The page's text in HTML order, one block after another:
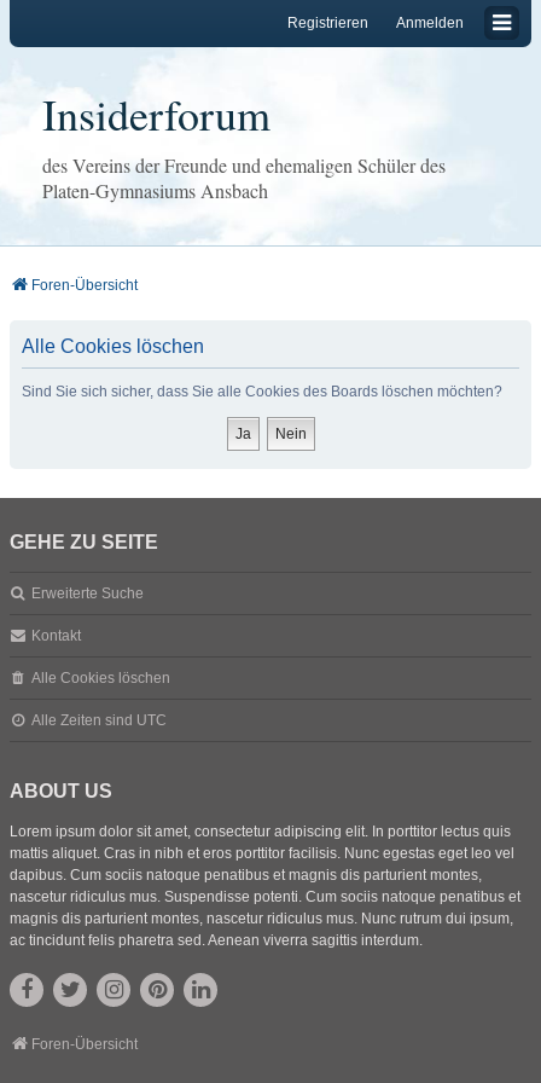
Anmelden
Registrieren
Insiderforum
des Vereins der Freunde und ehemaligen Schüler des
Platen-Gymnasiums Ansbach
Foren-Übersicht
Alle Cookies löschen
Sind Sie sich sicher, dass Sie alle Cookies des Boards löschen möchten?
GEHE ZU SEITE
Erweiterte Suche
Kontakt
Alle Cookies löschen
Alle Zeiten sind UTC
ABOUT US
Lorem ipsum dolor sit amet, consectetur adipiscing elit. In porttitor lectus quis
mattis aliquet. Cras in nibh et eros porttitor facilisis. Nunc egestas eget leo vel
dapibus. Cum sociis natoque penatibus et magnis dis parturient montes,
nascetur ridiculus mus. Suspendisse potenti. Cum sociis natoque penatibus et
magnis dis parturient montes, nascetur ridiculus mus. Nunc rutrum dui ipsum,
ac tincidunt felis pharetra sed. Aenean viverra sagittis interdum.
Foren-Übersicht